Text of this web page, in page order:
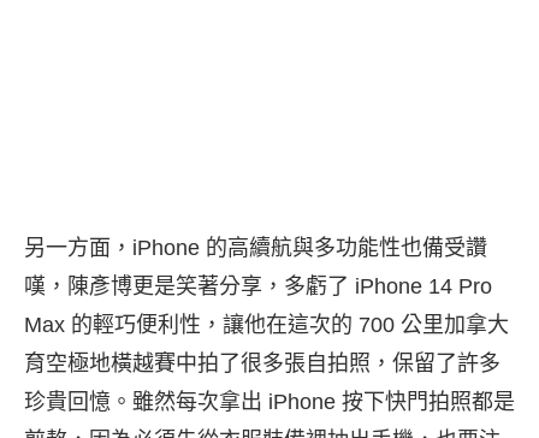
另一方面，iPhone 的高續航與多功能性也備受讚
嘆，陳彥博更是笑著分享，多虧了 iPhone 14 Pro
Max 的輕巧便利性，讓他在這次的 700 公里加拿大
育空極地橫越賽中拍了很多張自拍照，保留了許多
珍貴回憶。雖然每次拿出 iPhone 按下快門拍照都是